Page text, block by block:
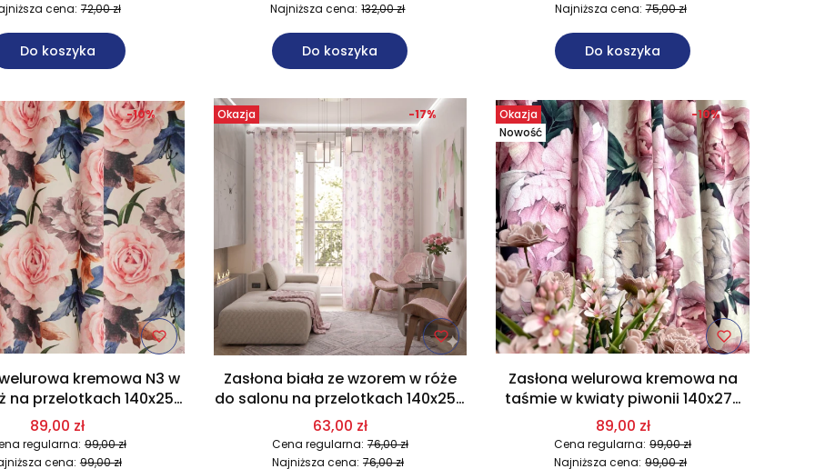
cena: 72,00 zł
Do koszyka
Najniższa cena: 132,00 zł
Do koszyka
Najniższa cena: 75,00 zł
Do koszyka
kremowa N3 w
na przelotkach 140x250
cm
89,00 zł
regularna: 99,00 zł
-10%
cena: 99,00 zł
Okazja
Zasłona biała ze wzorem w róże
do salonu na przelotkach 140x250
cm N5
63,00 zł
Cena regularna: 76,00 zł
-17%
Najniższa cena: 76,00 zł
Okazja
Nowość
Zasłona welurowa kremowa na
taśmie w kwiaty piwonii 140x270
cm N2
89,00 zł
Cena regularna: 99,00 zł
-10%
Najniższa cena: 99,00 zł